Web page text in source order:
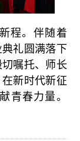
程。伴随着
礼圆满落下
嘱托、师长
新时代新征
青春力量。